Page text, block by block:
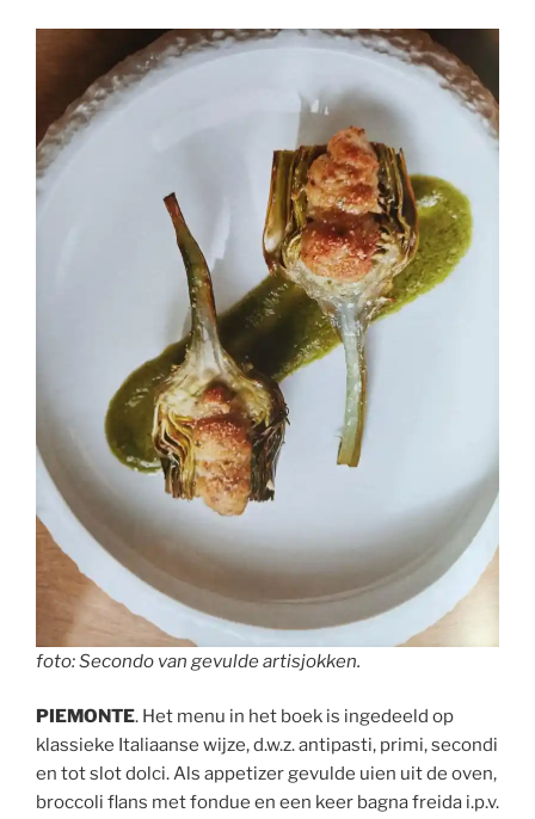
foto: Secondo van gevulde artisjokken.
PIEMONTE. Het menu in het boek is ingedeeld op
klassieke Italiaanse wijze, d.w.z. antipasti, primi, secondi
en tot slot dolci. Als appetizer gevulde uien uit de oven,
broccoli flans met fondue en een keer bagna freida i.p.v.